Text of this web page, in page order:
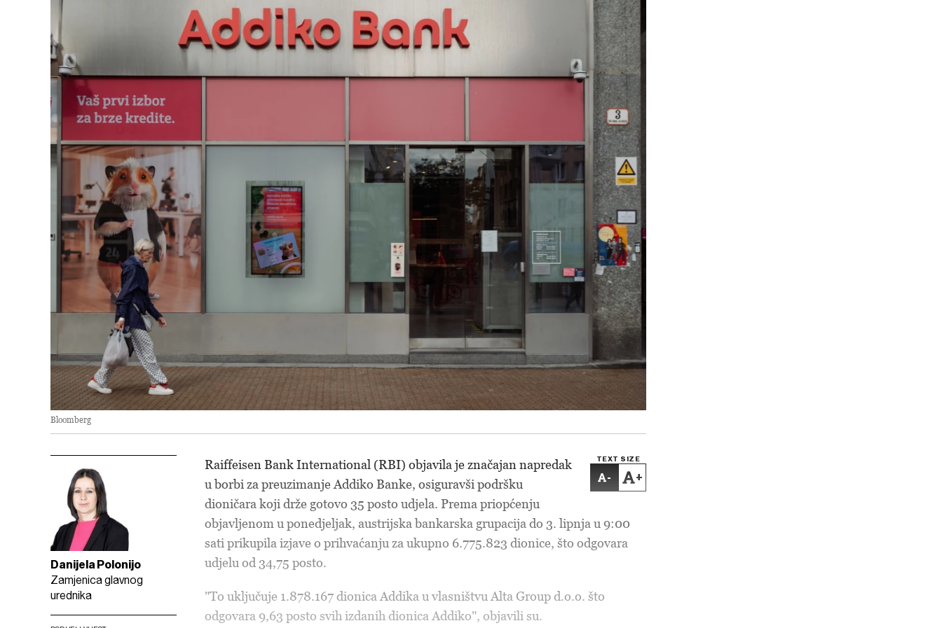
Bloomberg
Danijela Polonijo
Zamjenica glavnog
urednika
TEXT SIZE
- +
Raiffeisen Bank International (RBI) objavila je značajan napredak
u borbi za preuzimanje Addiko Banke, osiguravši podršku
dioničara koji drže gotovo 35 posto udjela. Prema priopćenju
objavljenom u ponedjeljak, austrijska bankarska grupacija do 3. lipnja u 9:00
sati prikupila izjave o prihvaćanju za ukupno 6.775.823 dionice, što odgovara
udjelu od 34,75 posto.
"To uključuje 1.878.167 dionica Addika u vlasništvu Alta Group d.o.o. što
odgovara 9,63 posto svih izdanih dionica Addiko", objavili su.